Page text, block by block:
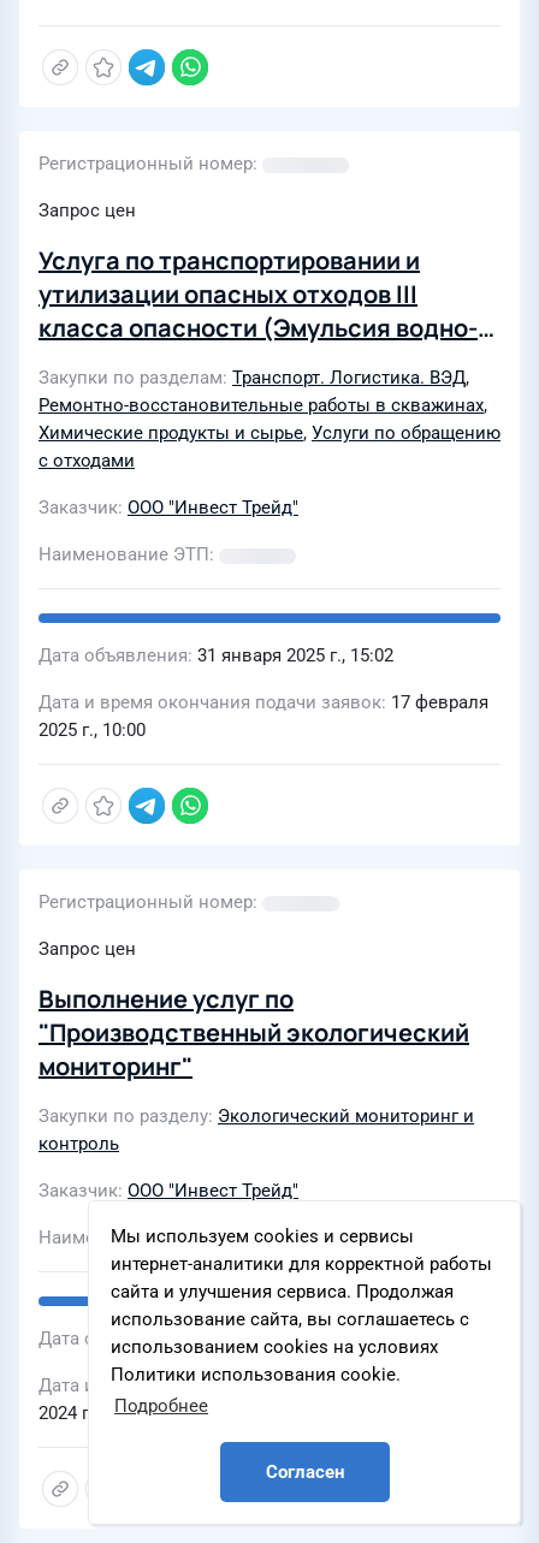
Мы используем cookies и сервисы
интернет-аналитики для корректной работы
сайта и улучшения сервиса. Продолжая
использование сайта, вы соглашаетесь с
использованием cookies на условиях
Политики использования cookie.
Подробнее
Согласен
Регистрационный номер
Запрос цен
Услуга по транспортировании и
утилизации опасных отходов III
класса опасности (Эмульсия водно-
скважин умеренно опасная)
Закупки по разделам Транспорт. Логистика. ВЭД,
Ремонтно-восстановительные работы в скважинах,
Химические продукты и сырье, Услуги по обращению
с отходами
Заказчик ООО "Инвест Трейд"
Наименование ЭТП
Дата объявления 31 января 2025 г., 15:02
Дата и время окончания подачи заявок 17 февраля
2025 г., 10:00
Регистрационный номер
Запрос цен
Выполнение услуг по
"Производственный экологический
мониторинг"
Закупки по разделу Экологический мониторинг и
контроль
Заказчик ООО "Инвест Трейд"
Наименование ЭТП
Дата объявления 12 августа 2024 г., 12:54
Дата и время окончания подачи заявок 19 августа
2024 г., 12:41